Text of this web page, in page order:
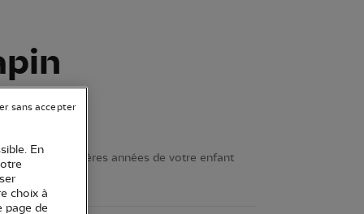
idéal des premières années de votre enfant
En
choix à
page de
sans accepter